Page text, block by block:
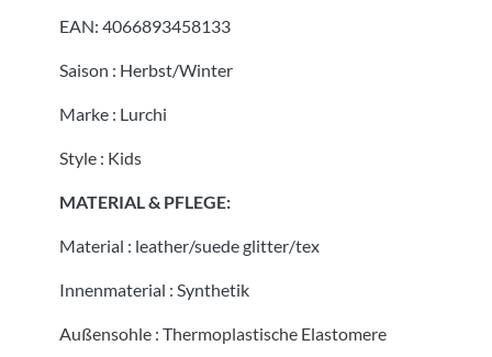
EAN: 4066893458133
Saison : Herbst/Winter
Marke : Lurchi
Style : Kids
MATERIAL & PFLEGE:
Material : leather/suede glitter/tex
Innenmaterial : Synthetik
Außensohle : Thermoplastische Elastomere